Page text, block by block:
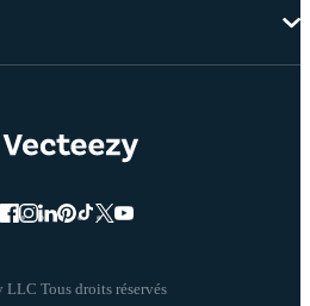
Tous droits réservés